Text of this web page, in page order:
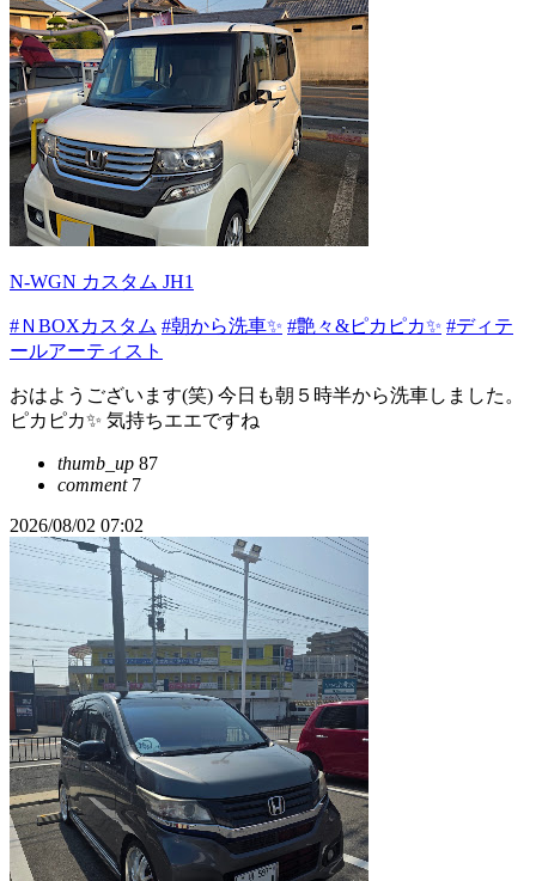
N-WGN カスタム JH1
#ＮBOXカスタム #朝から洗車✨ #艶々&ピカピカ✨ #ディテ
ールアーティスト
おはようございます(笑) 今日も朝５時半から洗車しました。
ピカピカ✨ 気持ちエエですね
thumb_up 87
comment7
2026/08/02 07:02